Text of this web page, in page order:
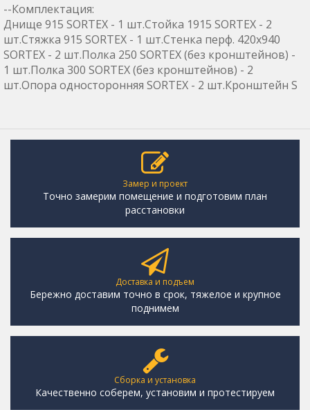
--Комплектация:
Днище 915 SORTEX - 1 шт.Стойка 1915 SORTEX - 2
шт.Стяжка 915 SORTEX - 1 шт.Стенка перф. 420х940
SORTEX - 2 шт.Полка 250 SORTEX (без кронштейнов) -
1 шт.Полка 300 SORTEX (без кронштейнов) - 2
шт.Опора односторонняя SORTEX - 2 шт.Кронштейн S
Замер и проект
Точно замерим помещение и подготовим план
расстановки
Доставка и подъем
Бережно доставим точно в срок, тяжелое и крупное
поднимем
Сборка и установка
Качественно соберем, установим и протестируем